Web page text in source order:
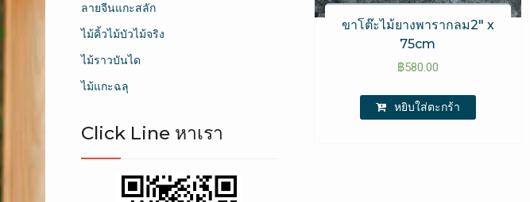
ขาโต๊ะไม้ยางพารากลม2″ x
75cm
฿580.00
หยิบใส่ตะกร้า
ลายจีนแกะสลัก
ไม้คิ้วไม้บัวไม้จริง
ไม้ราวบันได
ไม้แกะฉลุ
Click Line หาเรา